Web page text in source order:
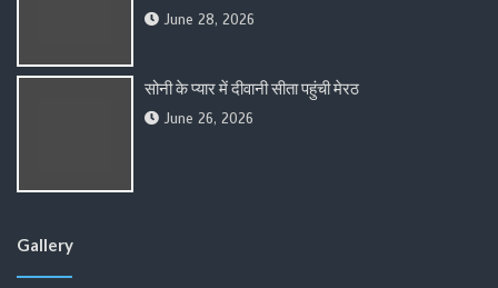
June 28, 2026
सोनी के प्यार में दीवानी सीता पहुंची मेरठ
June 26, 2026
Gallery